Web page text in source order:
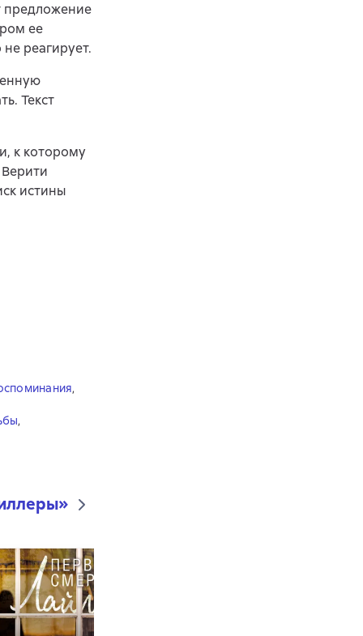
предложение
ее
реагирует.
Текст
к которому
истины
,
,
»